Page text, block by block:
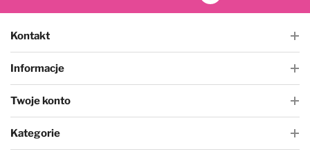
Kontakt
Informacje
Twoje konto
Kategorie